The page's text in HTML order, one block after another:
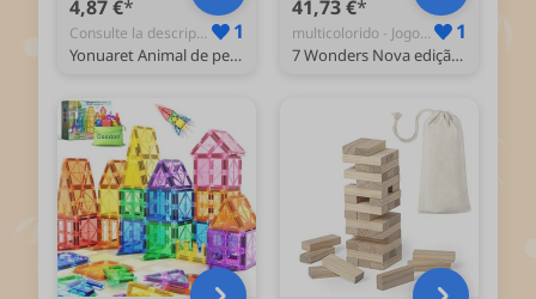
4,87 €
Consulte la descripción - Animais de Peluche 1
Yonuaret Animal de peluche de peluche de baleias, brinquedo de baleia, animais enchimentos de almofada de luxo de baleia, decorações de pele de desenhos animados, as decorações do festival
41,73 €
multicolorido - Jogos de Cartas de Baralhos Dedicados 1
7 Wonders Nova edição - jogo de tabuleiro em espanhol